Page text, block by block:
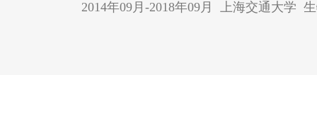
2014年09月-2018年09月 上海交通大学